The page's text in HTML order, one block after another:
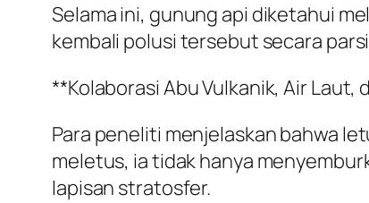
Selama ini, gunung api diketahui
kembali polusi tersebut secara
**Kolaborasi Abu Vulkanik, Air Laut,
Para peneliti menjelaskan bahwa
meletus, ia tidak hanya
lapisan stratosfer.